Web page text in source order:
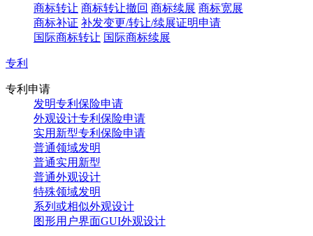
商标转让 商标转让撤回 商标续展 商标宽展
商标补证 补发变更/转让/续展证明申请
国际商标转让 国际商标续展
专利
专利申请
发明专利保险申请
外观设计专利保险申请
实用新型专利保险申请
普通领域发明
普通实用新型
普通外观设计
特殊领域发明
系列或相似外观设计
图形用户界面GUI外观设计